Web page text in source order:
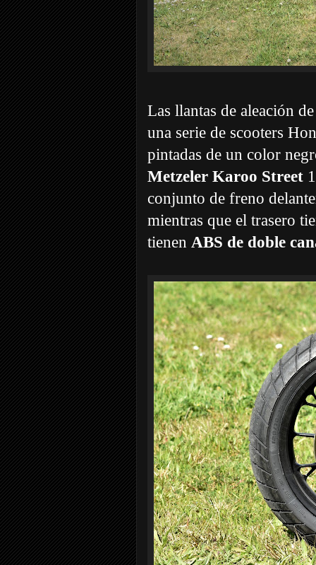
Las llantas de aleación
una serie de scooters
pintadas de un color
Metzeler Karoo Street
conjunto de freno
mientras que el trasero
tienen ABS de doble